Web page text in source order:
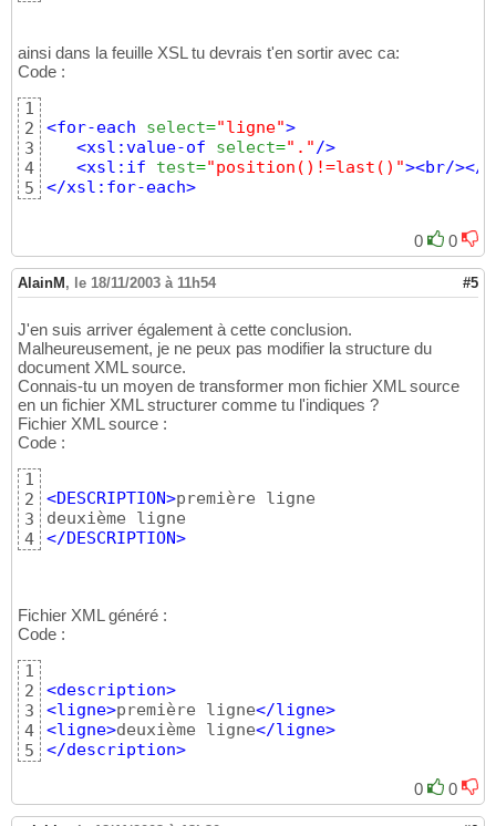
ainsi dans la feuille XSL tu devrais t'en sortir avec ca:
Code :
1
2
3
4
5
<for-each select="ligne">
<xsl:value-of
select="."/>
<xsl:if
test="position()!=last()"><br/></
</xsl:for-each>
0 0
AlainM , le 18/11/2003 à 11h54 #5
J'en suis arriver également à cette conclusion.
Malheureusement, je ne peux pas modifier la structure du
document XML source.
Connais-tu un moyen de transformer mon fichier XML source
en un fichier XML structurer comme tu l'indiques ?
Fichier XML source :
Code :
1
2
3
4
<DESCRIPTION>première ligne
</DESCRIPTION>
Fichier XML généré :
Code :
1
2
3
4
5
<description>
<ligne>première ligne</ligne>
<ligne>deuxième ligne</ligne>
</description>
0 0